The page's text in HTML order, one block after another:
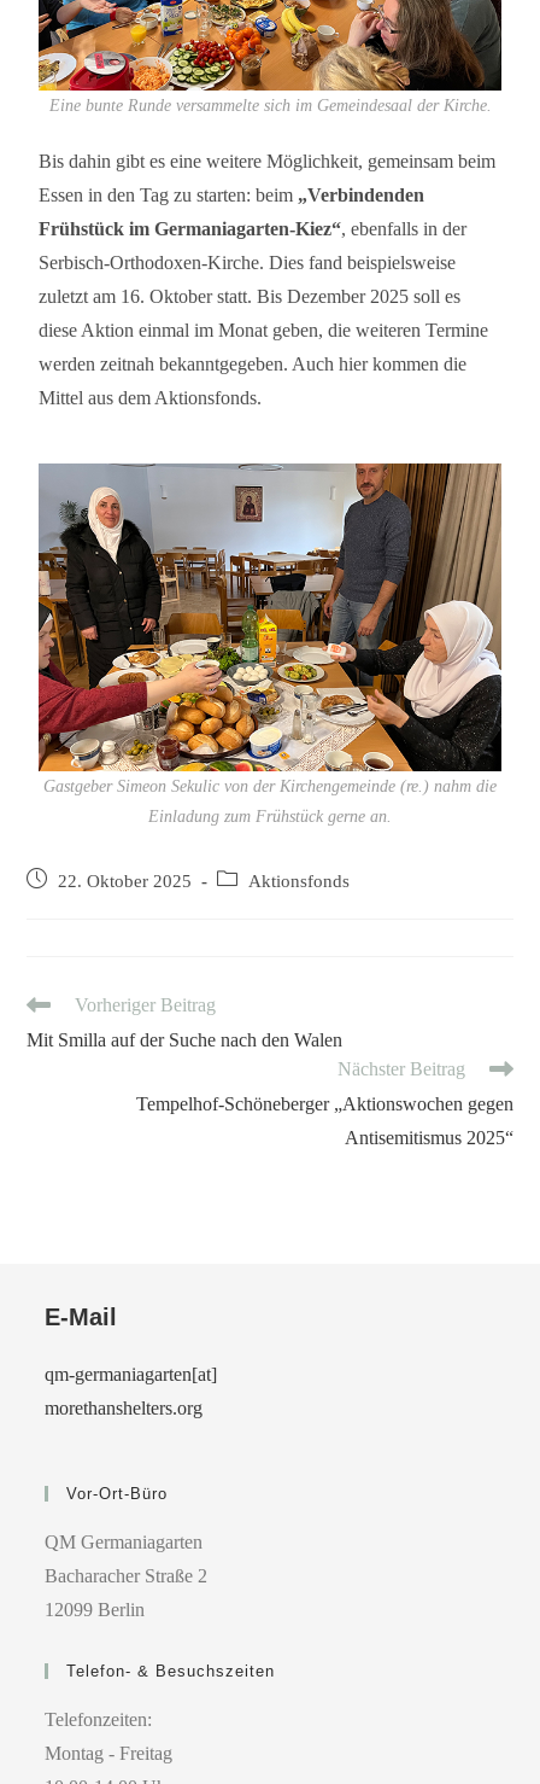
Eine bunte Runde versammelte sich im Gemeindesaal der Kirche.
Bis dahin gibt es eine weitere Möglichkeit, gemeinsam beim
Essen in den Tag zu starten: beim „Verbindenden
Frühstück im Germaniagarten-Kiez“, ebenfalls in der
Serbisch-Orthodoxen-Kirche. Dies fand beispielsweise
zuletzt am 16. Oktober statt. Bis Dezember 2025 soll es
diese Aktion einmal im Monat geben, die weiteren Termine
werden zeitnah bekanntgegeben. Auch hier kommen die
Mittel aus dem Aktionsfonds.
Gastgeber Simeon Sekulic von der Kirchengemeinde (re.) nahm die
Einladung zum Frühstück gerne an.
22. Oktober 2025 Aktionsfonds
Vorheriger Beitrag
Mit Smilla auf der Suche nach den Walen
Nächster Beitrag
Tempelhof-Schöneberger „Aktionswochen gegen
Antisemitismus 2025“
E-Mail
qm-germaniagarten[at]
morethanshelters.org
Vor-Ort-Büro
QM Germaniagarten
Bacharacher Straße 2
12099 Berlin
Telefon- & Besuchszeiten
Telefonzeiten:
Montag - Freitag